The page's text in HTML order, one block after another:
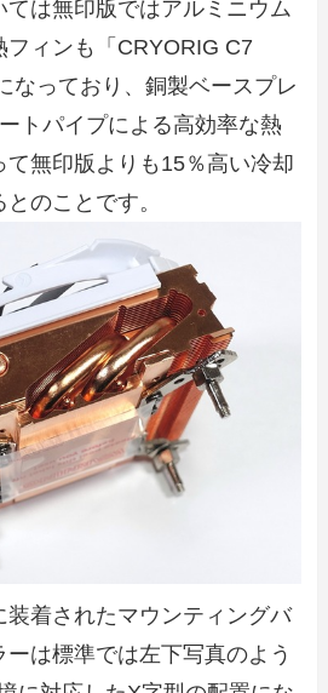
ては無印版ではアルミニウム
フィンも「CRYORIG C7
なっており、銅製ベースプレ
トパイプによる高効率な熱
無印版よりも15％高い冷却
のことです。
装着されたマウンティングバ
は標準では左下写真のよう